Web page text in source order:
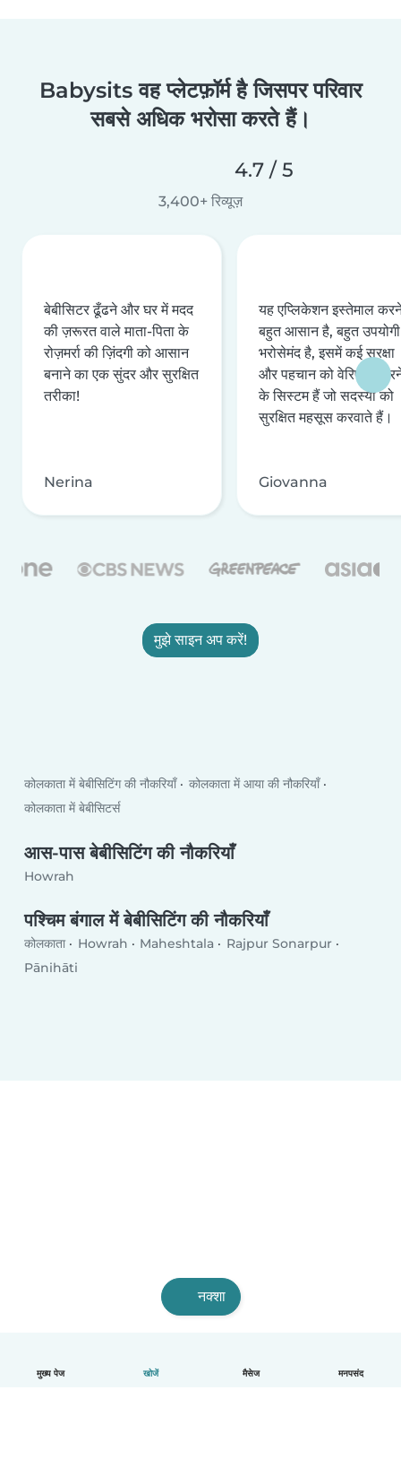
मुख्य पेज खोजें मैसेज मनपसंद
Babysits वह प्लेटफ़ॉर्म है जिसपर परिवार
सबसे अधिक भरोसा करते हैं।
4.7 / 5
3,400+ रिव्यूज़
बेबीसिटर ढूँढने और घर में मदद
की ज़रूरत वाले माता-पिता के
रोज़मर्रा की ज़िंदगी को आसान
बनाने का एक सुंदर और सुरक्षित
तरीका!
Nerina
यह एप्लिकेशन इस्तेमाल
बहुत आसान है, बहुत
भरोसेमंद है, इसमें कई सुरक्षा
और पहचान को वेरिफ़ाई
के सिस्टम हैं जो सदस्यों को
सुरक्षित महसूस करवाते हैं।
Giovanna
मुझे साइन अप करें!
कोलकाता में बेबीसिटिंग की नौकरियाँ
कोलकाता में आया की नौकरियाँ
कोलकाता में बेबीसिटर्स
आस-पास बेबीसिटिंग की नौकरियाँ
Howrah
पश्चिम बंगाल में बेबीसिटिंग की नौकरियाँ
कोलकाता Howrah Maheshtala
Rajpur Sonarpur
Pānihāti
नक्शा